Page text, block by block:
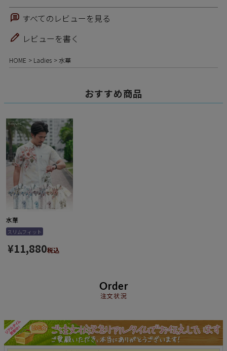
すべてのレビューを見る
レビューを書く
HOME Ladies 水華
おすすめ商品
水華
スリムフィット
¥11,880税込
Order
注文状況